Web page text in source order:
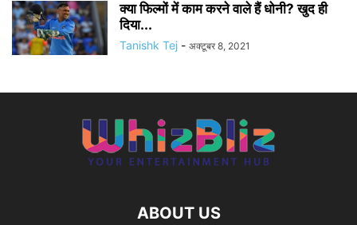
क्या फिल्मों में काम करने वाले हैं धोनी? खुद ही
दिया...
Tanishk Tej - अक्टूबर 8, 2021
ABOUT US